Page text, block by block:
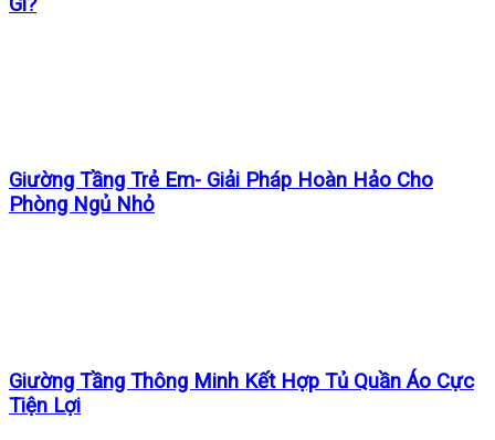
Giường Tầng Trẻ Em- Giải Pháp Hoàn Hảo Cho
Phòng Ngủ Nhỏ
Giường Tầng Thông Minh Kết Hợp Tủ Quần Áo Cực
Tiện Lợi